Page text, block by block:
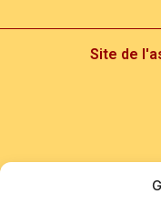
Site de